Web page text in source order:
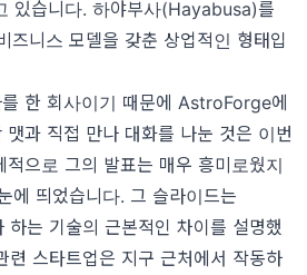
있습니다. 하야부사(Hayabusa)를
즈니스 모델을 갖춘 상업적인 형태입
한 회사이기 때문에 AstroForge에
과 직접 만나 대화를 나눈 것은 이번
으로 그의 발표는 매우 흥미로웠지
에 띄었습니다. 그 슬라이드는
는 기술의 근본적인 차이를 설명했
련 스타트업은 지구 근처에서 작동하